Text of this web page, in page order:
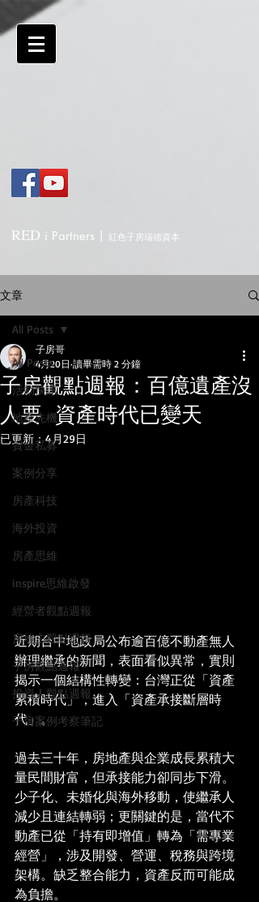
RED i Partners | 紅色子房瑞德資本
文章
All Posts
活動快訊
地產先機
資金私募
案例分享
房產科技
海外投資
房產思維
inspire思維啟發
經營者觀點週報
房地主觀點週報
子房觀點週報
投資人觀點週報
子房案例考察筆記
All Posts
子房觀點週報：百億遺產沒
人要 資產時代已變天
子房哥
4月20日 讀畢需時 2 分鐘
已更新：4月29日
近期台中地政局公布逾百億不動產無人
辦理繼承的新聞，表面看似異常，實則
揭示一個結構性轉變：台灣正從「資產
累積時代」，進入「資產承接斷層時
代」。
過去三十年，房地產與企業成長累積大
量民間財富，但承接能力卻同步下滑。
少子化、未婚化與海外移動，使繼承人
減少且連結轉弱；更關鍵的是，當代不
動產已從「持有即增值」轉為「需專業
經營」，涉及開發、營運、稅務與跨境
架構。缺乏整合能力，資產反而可能成
為負擔。